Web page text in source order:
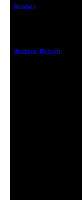
Mushen
Профиль Вебсайт